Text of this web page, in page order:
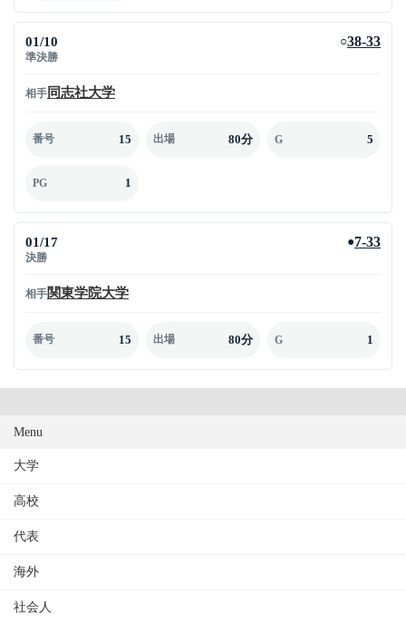
01/10
準決勝
○38-33
相手 同志社大学
番号 15 出場 80分 G 5
PG 1
01/17
決勝
●7-33
相手関東学院大学
番号 15 出場 80分 G 1
Menu
大学
高校
代表
海外
社会人